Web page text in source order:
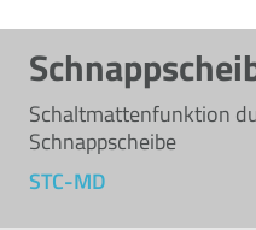
Schaltmattenfunktion
Schnappscheibe
STC-MD